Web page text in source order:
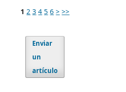
1 2 3 4 5 6 > >>
Enviar
un
artículo